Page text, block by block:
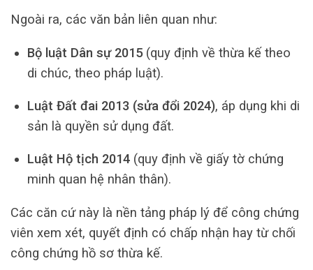
Ngoài ra, các văn bản liên quan như:
Bộ luật Dân sự 2015(quy định về thừa kế theo
di chúc, theo pháp luật).
Luật Đất đai 2013 (sửa đổi 2024), áp dụng khi di
sản là quyền sử dụng đất.
Luật Hộ tịch 2014(quy định về giấy tờ chứng
minh quan hệ nhân thân).
Các căn cứ này là nền tảng pháp lý để công chứng
viên xem xét, quyết định có chấp nhận hay từ chối
công chứng hồ sơ thừa kế.